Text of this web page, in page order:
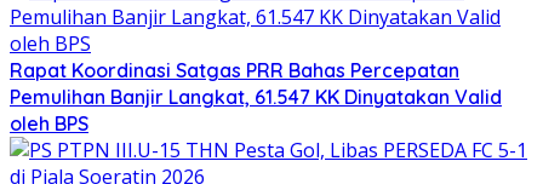
Rapat Koordinasi Satgas PRR Bahas Percepatan
Pemulihan Banjir Langkat, 61.547 KK Dinyatakan Valid
oleh BPS